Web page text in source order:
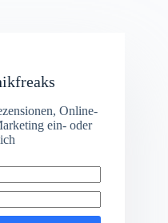
Online-
ein- oder